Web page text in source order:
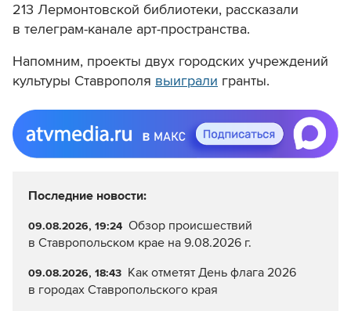
213 Лермонтовской библиотеки, рассказали
в телеграм-канале арт-пространства.
Напомним, проекты двух городских учреждений
культуры Ставрополя выиграли гранты.
Последние новости:
09.08.2026, 19:24 Обзор происшествий
в Ставропольском крае на 9.08.2026 г.
09.08.2026, 18:43 Как отметят День флага 2026
в городах Ставропольского края